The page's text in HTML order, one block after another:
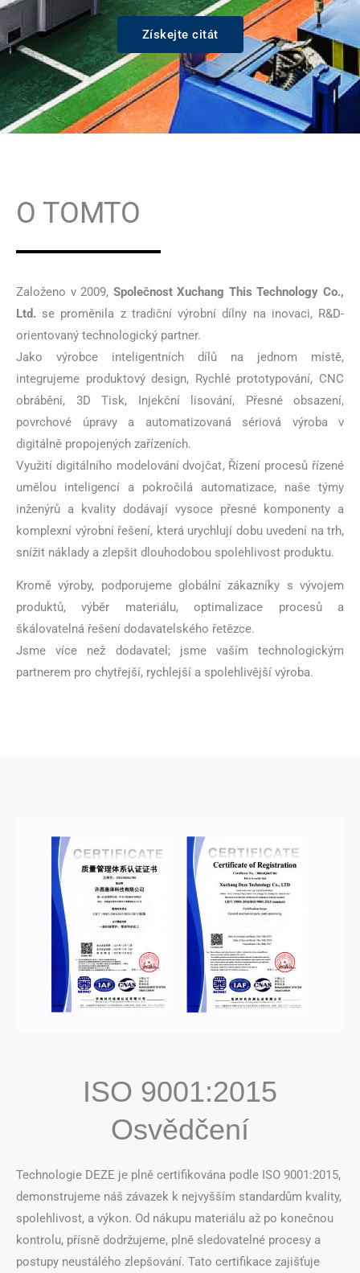
Získejte citát
O TOMTO
Založeno v 2009, Společnost Xuchang This Technology Co.,
Ltd. se proměnila z tradiční výrobní dílny na inovaci, R&D-
orientovaný technologický partner.
Jako výrobce inteligentních dílů na jednom místě,
integrujeme produktový design, Rychlé prototypování, CNC
obrábění, 3D Tisk, Injekční lisování, Přesné obsazení,
povrchové úpravy a automatizovaná sériová výroba v
digitálně propojených zařízeních.
Využití digitálního modelování dvojčat, Řízení procesů řízené
umělou inteligencí a pokročilá automatizace, naše týmy
inženýrů a kvality dodávají vysoce přesné komponenty a
komplexní výrobní řešení, která urychlují dobu uvedení na trh,
snížit náklady a zlepšit dlouhodobou spolehlivost produktu.
Kromě výroby, podporujeme globální zákazníky s vývojem
produktů, výběr materiálu, optimalizace procesů a
škálovatelná řešení dodavatelského řetězce.
Jsme více než dodavatel; jsme vaším technologickým
partnerem pro chytřejší, rychlejší a spolehlivější výroba.
ISO 9001:2015
Osvědčení
Technologie DEZE je plně certifikována podle ISO 9001:2015,
demonstrujeme náš závazek k nejvyšším standardům kvality,
spolehlivost, a výkon. Od nákupu materiálu až po konečnou
kontrolu, přísně dodržujeme, plně sledovatelné procesy a
postupy neustálého zlepšování. Tato certifikace zajišťuje